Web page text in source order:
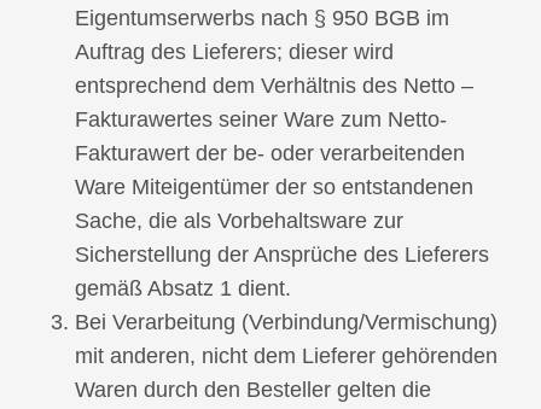
Eigentumserwerbs nach § 950 BGB im
Auftrag des Lieferers; dieser wird
entsprechend dem Verhältnis des Netto –
Fakturawertes seiner Ware zum Netto-
Fakturawert der be- oder verarbeitenden
Ware Miteigentümer der so entstandenen
Sache, die als Vorbehaltsware zur
Sicherstellung der Ansprüche des Lieferers
gemäß Absatz 1 dient.
Bei Verarbeitung (Verbindung/Vermischung)
mit anderen, nicht dem Lieferer gehörenden
Waren durch den Besteller gelten die